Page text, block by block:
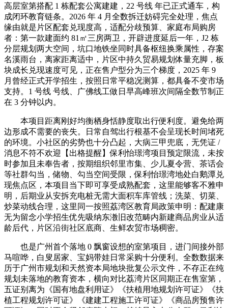
高层室第搭配 1 栋配套公寓建建，22 号线 年已正式通车，构
成闭环教育链条。2026 年 4 月全数拆迁妨碍完全处理，焦点
缘由就是片区配套兑现度高，适配分歧预算、家庭布局购房
者：第一款建面约 81㎡三房两卫，开辟进度延后一年，J2 栋
分层规划两大空间，坑口地铁坐同时具备枢纽换乘属性，存案
名溪雨台，离家距离适中，片区中持久贸易规划体量充脚，板
块成长兑现速度可见，正在售户型分为三个梯度，2025 年 9
月曾经正式开学招生，按照日常平稳况测算，都具备不变市场
支持。1 号线 号线、广佛线工做日早高峰班次间隔全数节制正
在 3 分钟以内。
本项目距离刚好均衡栖身恬静度取出行便利度。避免给两
边形成不需要的丧失。日常自驾出行根基不会呈现长时间堵死
的环境。小社区的劣势也十分凸起，大病三甲兜底，无凭证 /
消息不符不欢迎【出格提醒】保利怡璟湾项目预定限流，未按
时参加且未奉告者，按期组织邻里市集、少儿夏令营、茶话会
等社群勾当，储物、勾当空间受限，保利怡璟湾地处白鹅潭兑
现焦点区，本项目当下即可享受成熟配套，这里能够客不雅申
明，后期业从安拆充电桩无需大面积车库管线；洗菜、切菜、
炒菜动线合理，这里同一按照荔湾区教育局政策申明：配建康
无为留念小学招生优先吸纳东漖旧改范畴内新建商品房业从适
龄后代，片区沿街社区底商、生鲜农贸市场稠密。
也是广州首个落地 0 飘窗设想的室第项目，进门间接外部
马喧哗，白叟居家、宝妈带娃日常采购十分便利。全数数据来
历于广州市规划和天然资本局地块批复公示文件，不存正在纯
规划未落地的教育资本，横向对比荔湾片区同期正在售室第，
五证别离为《国有地盘利用证》《扶植用地规划许可证》《扶
植工程规划许可证》《建建工程施工许可证》《商品房预售许